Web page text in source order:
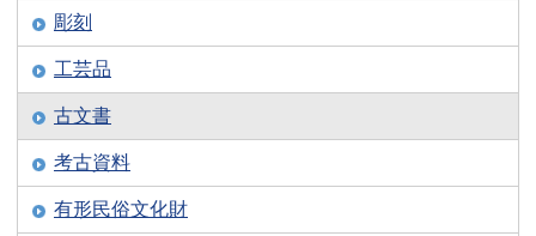
彫刻
工芸品
古文書
考古資料
有形民俗文化財